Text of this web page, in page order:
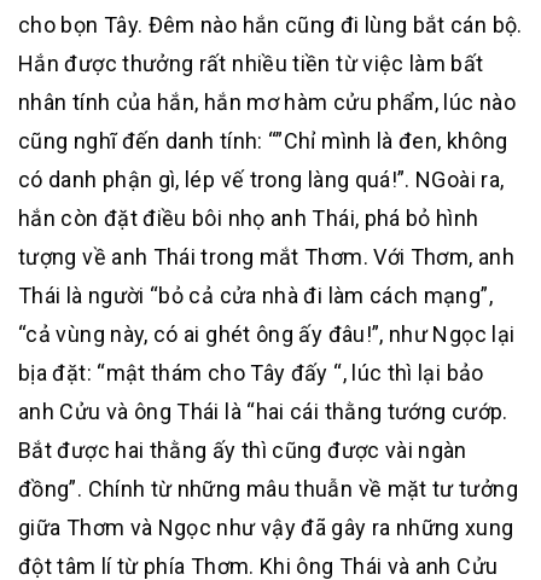
cho bọn Tây. Đêm nào hắn cũng đi lùng bắt cán bộ.
Hắn được thưởng rất nhiều tiền từ việc làm bất
nhân tính của hắn, hắn mơ hàm cửu phẩm, lúc nào
cũng nghĩ đến danh tính: “”Chỉ mình là đen, không
có danh phận gì, lép vế trong làng quá!”. NGoài ra,
hắn còn đặt điều bôi nhọ anh Thái, phá bỏ hình
tượng về anh Thái trong mắt Thơm. Với Thơm, anh
Thái là người “bỏ cả cửa nhà đi làm cách mạng”,
“cả vùng này, có ai ghét ông ấy đâu!”, như Ngọc lại
bịa đặt: “mật thám cho Tây đấy “, lúc thì lại bảo
anh Cửu và ông Thái là “hai cái thằng tướng cướp.
Bắt được hai thằng ấy thì cũng được vài ngàn
đồng”. Chính từ những mâu thuẫn về mặt tư tưởng
giữa Thơm và Ngọc như vậy đã gây ra những xung
đột tâm lí từ phía Thơm. Khi ông Thái và anh Cửu